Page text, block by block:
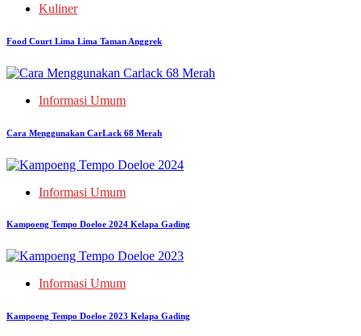
Kuliner
Food Court Lima Lima Taman Anggrek
Informasi Umum
Cara Menggunakan CarLack 68 Merah
Informasi Umum
Kampoeng Tempo Doeloe 2024 Kelapa Gading
Informasi Umum
Kampoeng Tempo Doeloe 2023 Kelapa Gading